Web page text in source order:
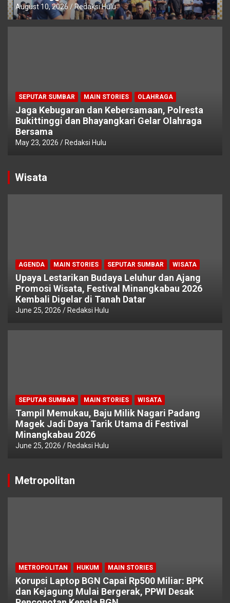
August 10, 2026 Redaksi Hulu
SEPUTAR SUMBAR MAIN STORIES OLAHRAGA
Jaga Kebugaran dan Kebersamaan, Polresta
Bukittinggi dan Bhayangkari Gelar Olahraga
Bersama
May 23, 2026 Redaksi Hulu
Wisata
AGENDA MAIN STORIES SEPUTAR SUMBAR WISATA
Upaya Lestarikan Budaya Leluhur dan Ajang
Promosi Wisata, Festival Minangkabau 2026
Kembali Digelar di Tanah Datar
June 25, 2026 Redaksi Hulu
SEPUTAR SUMBAR MAIN STORIES WISATA
Tampil Memukau, Baju Milik Nagari Padang
Magek Jadi Daya Tarik Utama di Festival
Minangkabau 2026
June 25, 2026 Redaksi Hulu
Metropolitan
METROPOLITAN HUKUM MAIN STORIES
Korupsi Laptop BGN Capai Rp500 Miliar: BPK
dan Kejagung Mulai Bergerak, PPWI Desak